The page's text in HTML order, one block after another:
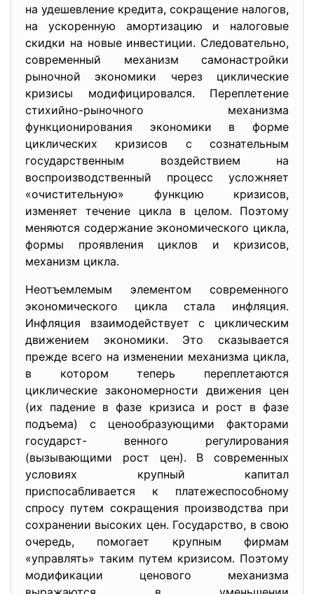
на удешевление кредита, сокращение налогов,
на ускоренную амортизацию и налоговые
скидки на новые инвестиции. Следовательно,
современный механизм самонастройки
рыночной экономики через циклические
кризисы модифицировался. Переплетение
стихийно-рыночного механизма
функционирования экономики в форме
циклических кризисов с сознательным
государственным воздействием на
воспроизводственный процесс усложняет
«очистительную» функцию кризисов,
изменяет течение цикла в целом. Поэтому
меняются содержание экономического цикла,
формы проявления циклов и кризисов,
механизм цикла.
Неотъемлемым элементом современного
экономического цикла стала инфляция.
Инфляция взаимодействует с циклическим
движением экономики. Это сказывается
прежде всего на изменении механизма цикла,
в котором теперь переплетаются
циклические закономерности движения цен
(их падение в фазе кризиса и рост в фазе
подъема) с ценообразующими факторами
государст- венного регулирования
(вызывающими рост цен). В современных
условиях крупный капитал
приспосабливается к платежеспособному
спросу путем сокращения производства при
сохранении высоких цен. Государство, в свою
очередь, помогает крупным фирмам
«управлять» таким путем кризисом. Поэтому
модификации ценового механизма